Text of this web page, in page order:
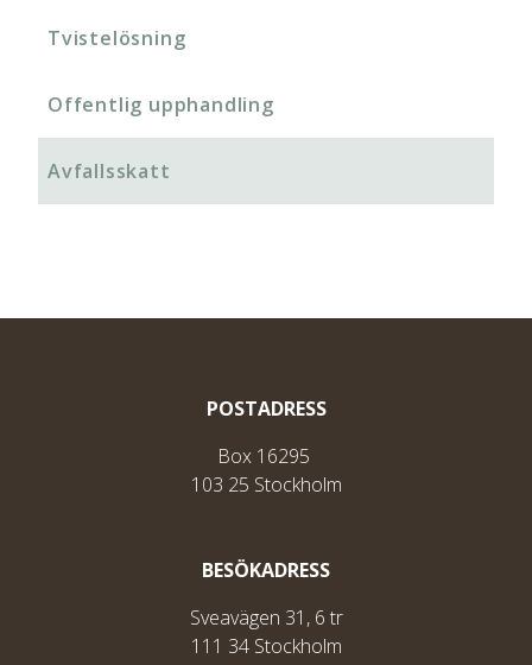
Tvistelösning
Offentlig upphandling
Avfallsskatt
POSTADRESS
Box 16295
103 25 Stockholm
BESÖKADRESS
Sveavägen 31, 6 tr
111 34 Stockholm